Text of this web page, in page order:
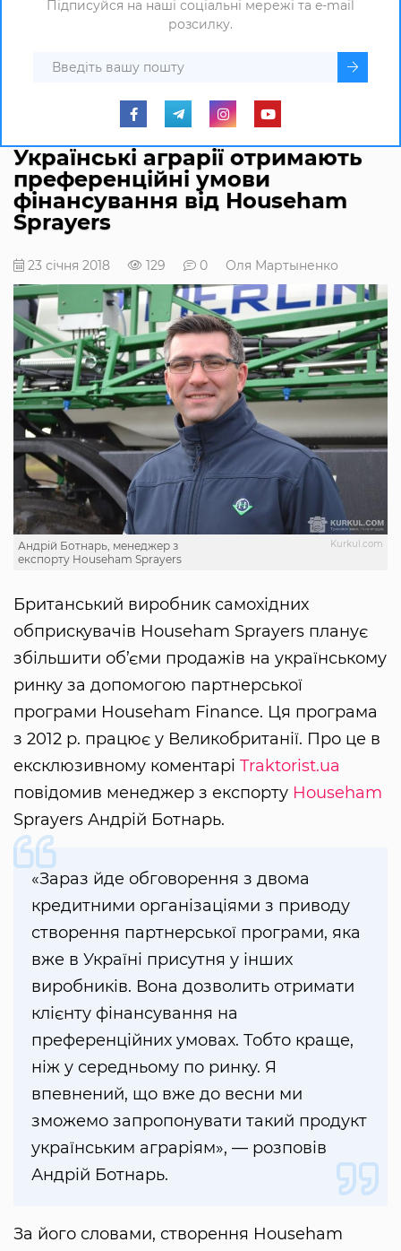
Підписуйся на наші соціальні мережі та e-mail
розсилку.
Українські аграрії отримають
преференційні умови
фінансування від Househam
Sprayers
23 січня 2018 129 0 Оля Мартыненко
Kurkul.com
Андрій Ботнарь, менеджер з
експорту Househam Sprayers
Британський виробник самохідних
обприскувачів Househam Sprayers планує
збільшити об’єми продажів на українському
ринку за допомогою партнерської
програми Househam Finance. Ця програма
з 2012 р. працює у Великобританії. Про це в
ексклюзивному коментарі Traktorist.ua
повідомив менеджер з експорту Househam
Sprayers Андрій Ботнарь.
«Зараз йде обговорення з двома
кредитними організаціями з приводу
створення партнерської програми, яка
вже в Україні присутня у інших
виробників. Вона дозволить отримати
клієнту фінансування на
преференційних умовах. Тобто краще,
ніж у середньому по ринку. Я
впевнений, що вже до весни ми
зможемо запропонувати такий продукт
українським аграріям», — розповів
Андрій Ботнарь.
За його словами, створення Househam